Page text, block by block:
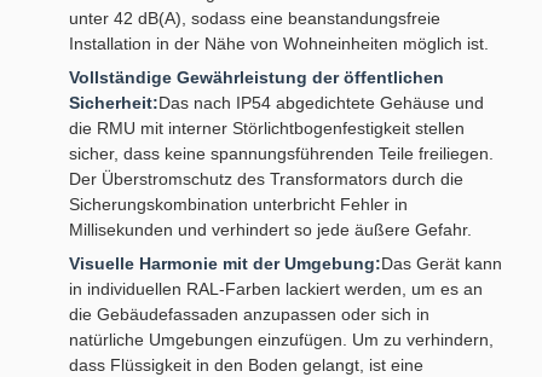
unter 42 dB(A), sodass eine beanstandungsfreie
Installation in der Nähe von Wohneinheiten möglich ist.
Vollständige Gewährleistung der öffentlichen
Sicherheit:Das nach IP54 abgedichtete Gehäuse und
die RMU mit interner Störlichtbogenfestigkeit stellen
sicher, dass keine spannungsführenden Teile freiliegen.
Der Überstromschutz des Transformators durch die
Sicherungskombination unterbricht Fehler in
Millisekunden und verhindert so jede äußere Gefahr.
Visuelle Harmonie mit der Umgebung:Das Gerät kann
in individuellen RAL-Farben lackiert werden, um es an
die Gebäudefassaden anzupassen oder sich in
natürliche Umgebungen einzufügen. Um zu verhindern,
dass Flüssigkeit in den Boden gelangt, ist eine